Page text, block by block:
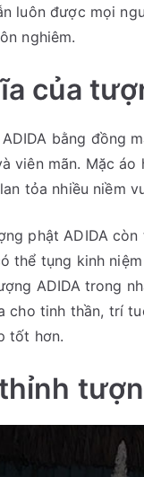
luôn được mọi
nghiêm.
của
bằng đồng
viên mãn. Mặc
tỏa nhiều niềm
phật ADIDA
thể tụng kinh
ADIDA trong
cho tinh thần, trí
tốt hơn.